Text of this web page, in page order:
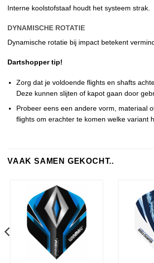
Interne koolstofstaaf houdt het systeem strak.
DYNAMISCHE ROTATIE
Dynamische rotatie bij impact betekent
Dartshopper tip!
Zorg dat je voldoende flights en shafts
Deze kunnen slijten of kapot gaan door
Probeer eens een andere vorm, materiaal
flights om erachter te komen welke variant
VAAK SAMEN GEKOCHT..